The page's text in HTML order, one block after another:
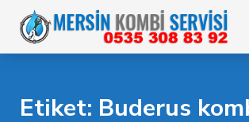
content
Etiket: Buderus